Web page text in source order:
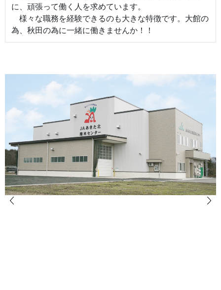
に、頑張って働く人を求めています。
様々な職務を経験できるのも大きな特徴です。大館の
為、秋田の為に一緒に働きませんか！！